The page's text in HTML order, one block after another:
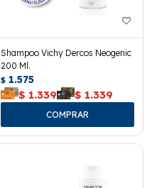
Shampoo Vichy Dercos Neogenic
200 Ml.
$ 1.575
$ 1.339 $ 1.339